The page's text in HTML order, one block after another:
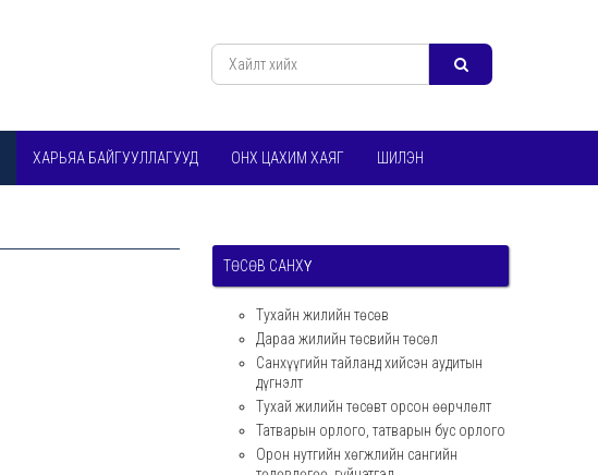
ХАРЬЯА БАЙГУУЛЛАГУУД ОНХ ЦАХИМ ХАЯГ ШИЛЭН
ТӨСӨВ САНХҮҮ
Тухайн жилийн төсөв
Дараа жилийн төсвийн төсөл
Санхүүгийн тайланд хийсэн аудитын
дүгнэлт
Тухай жилийн төсөвт орсон өөрчлөлт
Татварын орлого, татварын бус орлого
Орон нутгийн хөгжлийн сангийн